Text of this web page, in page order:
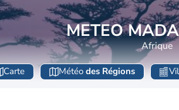
METEO
Afrique
Carte Météo des Régions